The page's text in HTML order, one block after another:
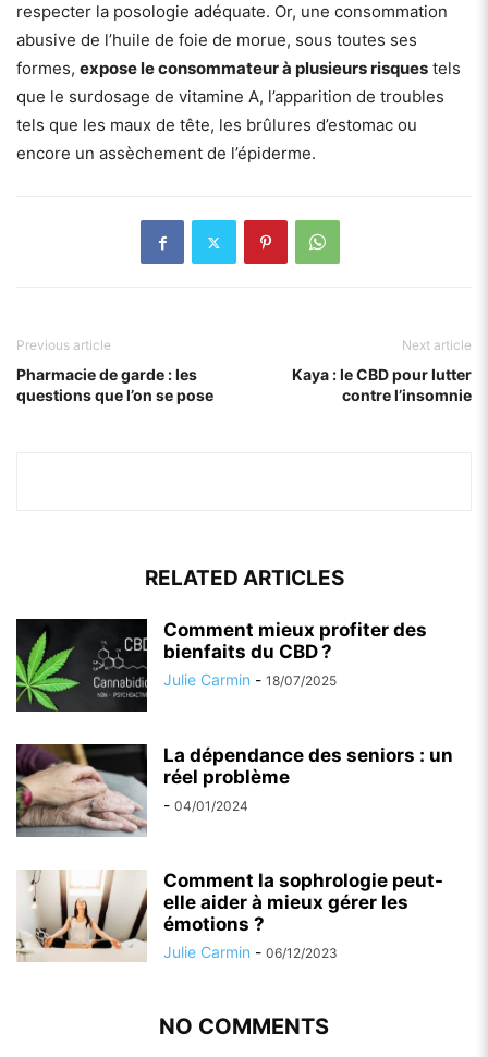
respecter la posologie adéquate. Or, une consommation
abusive de l’huile de foie de morue, sous toutes ses
formes, expose le consommateur à plusieurs risques tels
que le surdosage de vitamine A, l’apparition de troubles
tels que les maux de tête, les brûlures d’estomac ou
encore un assèchement de l’épiderme.
Previous article
Pharmacie de garde : les
questions que l’on se pose
Next article
Kaya : le CBD pour lutter
contre l’insomnie
RELATED ARTICLES
Comment mieux profiter des
bienfaits du CBD ?
Julie Carmin - 18/07/2025
La dépendance des seniors : un
réel problème
- 04/01/2024
Comment la sophrologie peut-
elle aider à mieux gérer les
émotions ?
Julie Carmin - 06/12/2023
NO COMMENTS